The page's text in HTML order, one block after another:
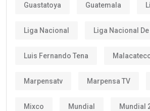
Guastatoya Guatemala
Liga Nacional Liga Nacional
Luis Fernando Tena
Marpensatv Marpensa TV
Mixco Mundial Mundial